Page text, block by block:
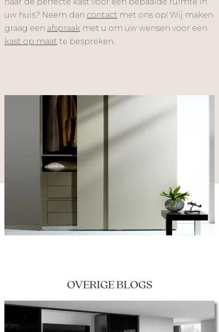
uw huis? Neem dan contact met ons op! Wij maken
graag een afspraak met u om uw wensen voor een
kast op maat te bespreken.
OVERIGE BLOGS